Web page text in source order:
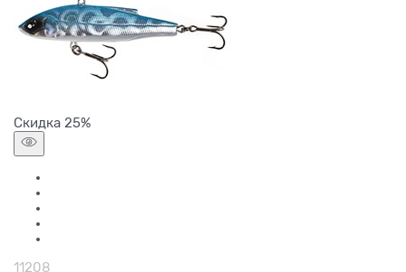
Скидка 25%
11208